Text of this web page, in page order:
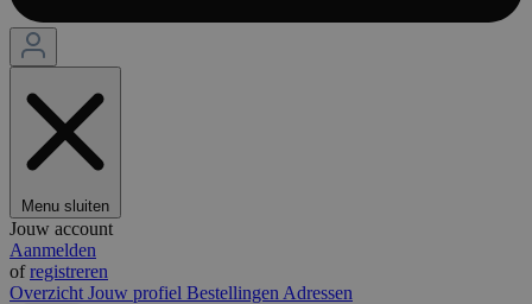
Menu sluiten
Jouw account
Aanmelden
ofregistreren
Overzicht Jouw profiel Bestellingen Adressen